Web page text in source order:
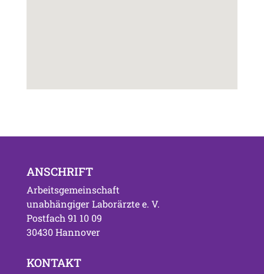
ANSCHRIFT
Arbeitsgemeinschaft
unabhängiger Laborärzte e. V.
Postfach 91 10 09
30430 Hannover
KONTAKT